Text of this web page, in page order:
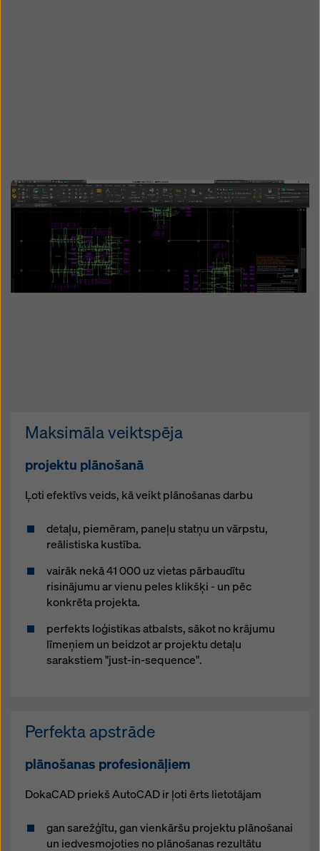
Open
Maksimāla veiktspēja
projektu plānošanā
Ļoti efektīvs veids, kā veikt plānošanas darbu
detaļu, piemēram, paneļu statņu un vārpstu,
reālistiska kustība.
vairāk nekā 41 000 uz vietas pārbaudītu
risinājumu ar vienu peles klikšķi - un pēc
konkrēta projekta.
perfekts loģistikas atbalsts, sākot no krājumu
līmeņiem un beidzot ar projektu detaļu
sarakstiem "just-in-sequence".
Perfekta apstrāde
plānošanas profesionāļiem
DokaCAD priekš AutoCAD ir ļoti ērts lietotājam
gan sarežģītu, gan vienkāršu projektu plānošanai
un iedvesmojoties no plānošanas rezultātu